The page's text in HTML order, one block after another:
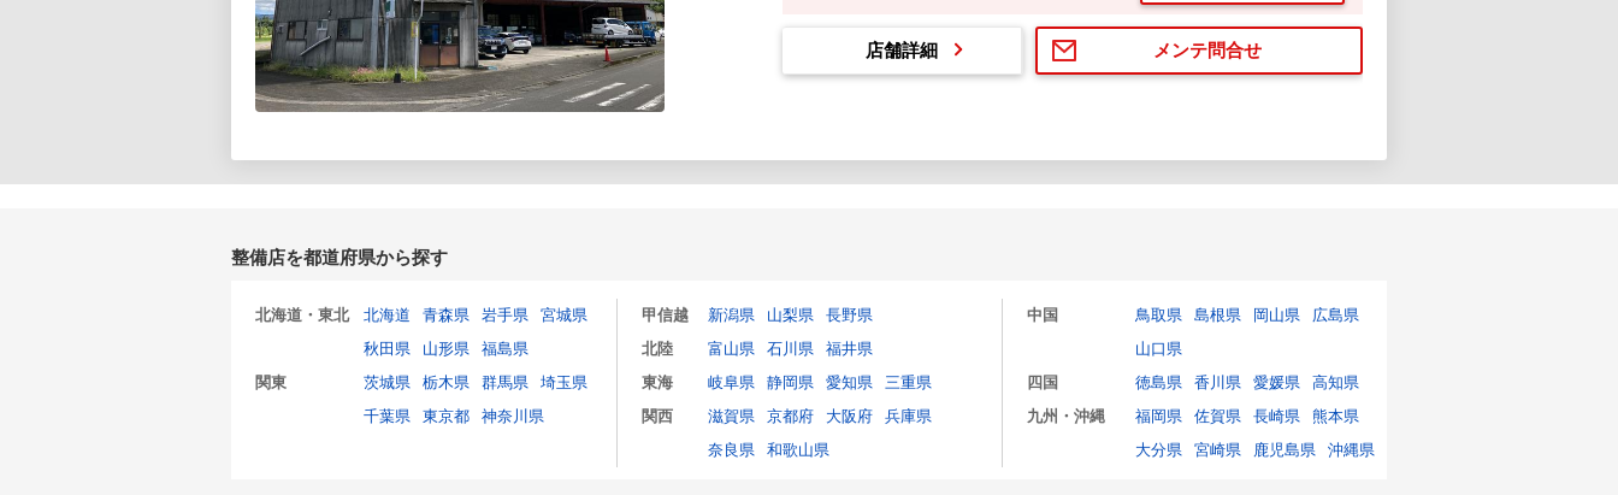
メンテ問合せ
店舗詳細
整備店を都道府県から探す
北海道・東北 北海道 青森県 岩手県
宮城県
秋田県
山形県
福島県
関東
茨城県 栃木県 群馬県
埼玉県
千葉県
東京都 神奈川県
甲信越 新潟県 山梨県
長野県
北陸
富山県 石川県
福井県
東海
岐阜県 静岡県 愛知県
三重県
関西
滋賀県 京都府 大阪府
兵庫県
奈良県
和歌山県
中国 鳥取県 島根県 岡山県
広島県
山口県
四国
徳島県 香川県 愛媛県
高知県
九州・沖縄
福岡県 佐賀県 長崎県
熊本県
大分県
宮崎県 鹿児島県 沖縄県